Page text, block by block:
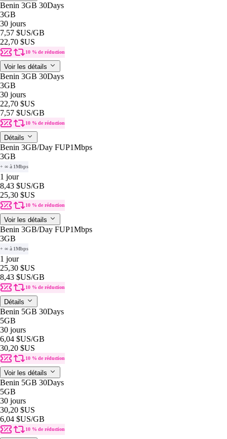
Benin 3GB 30Days
3GB
30 jours
7,57 $US/GB
22,70 $US
10 % de réduction
Voir les détails
Benin 3GB 30Days
3GB
30 jours
22,70 $US
7,57 $US/GB
10 % de réduction
Détails
Benin 3GB/Day FUP1Mbps
3GB
+ ∞ à 1Mbps
1 jour
8,43 $US/GB
25,30 $US
10 % de réduction
Voir les détails
Benin 3GB/Day FUP1Mbps
3GB
+ ∞ à 1Mbps
1 jour
25,30 $US
8,43 $US/GB
10 % de réduction
Détails
Benin 5GB 30Days
5GB
30 jours
6,04 $US/GB
30,20 $US
10 % de réduction
Voir les détails
Benin 5GB 30Days
5GB
30 jours
30,20 $US
6,04 $US/GB
10 % de réduction